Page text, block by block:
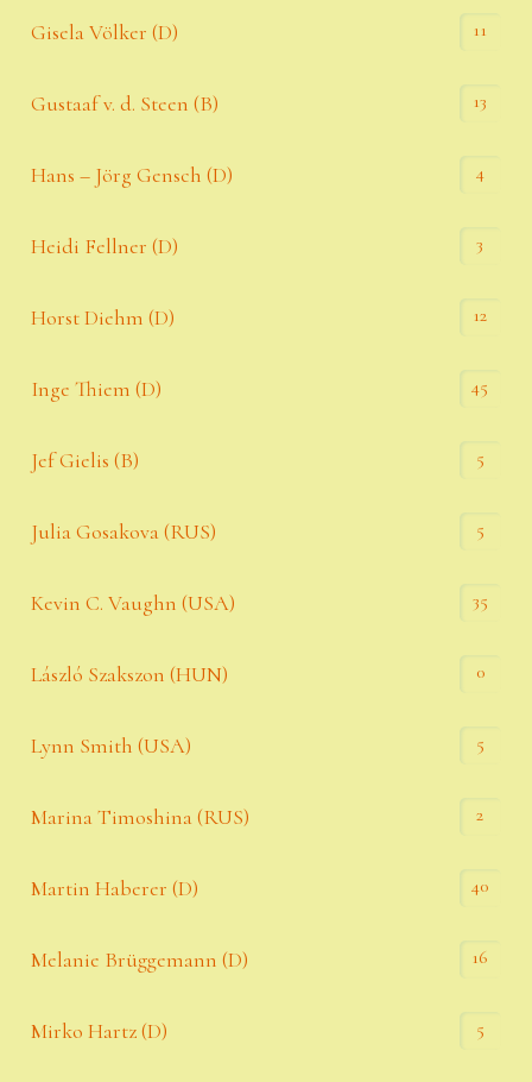
Gisela Völker (D) 11
Gustaaf v. d. Steen (B) 13
Hans – Jörg Gensch (D) 4
Heidi Fellner (D) 3
Horst Diehm (D) 12
Inge Thiem (D) 45
Jef Gielis (B) 5
Julia Gosakova (RUS) 5
Kevin C. Vaughn (USA) 35
László Szakszon (HUN) 0
Lynn Smith (USA) 5
Marina Timoshina (RUS) 2
Martin Haberer (D) 40
Melanie Brüggemann (D) 16
Mirko Hartz (D) 5